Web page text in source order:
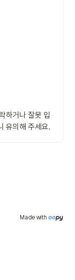
하거나 잘못 입
유의해 주세요.
Made with